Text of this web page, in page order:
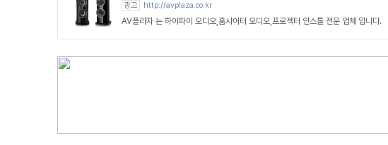
광고 http://avplaza.co.kr
AV플라자 는 하이파이 오디오,홈시어터 오디오,프로젝터 인스톨 전문 업체 입니다.